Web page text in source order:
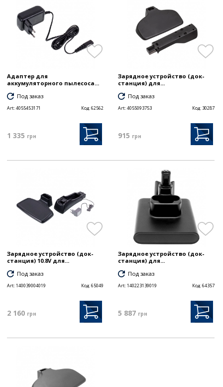
Адаптер для
аккумуляторного пылесоса...
Под заказ
Art:4055453171 Код:62562
1 335 грн
Зарядное устройство (док-
станция) для...
Под заказ
Art:4055093753 Код: 30287
915 грн
Зарядное устройство (док-
станция) 10.8V для...
Под заказ
Art:140039004019 Код:65049
2 160 грн
Зарядное устройство (док-
станция) для...
Под заказ
Art:140223139019 Код:64357
5 887 грн